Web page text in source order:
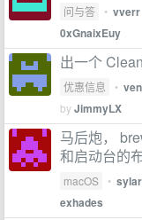
问与答 • vverr
0xGnaixEuy
出一个
优惠信息 •
byJimmyLX
马后炮，
和启动台的
macOS •
exhades